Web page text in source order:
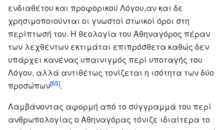
ενδιαθέτου και προφορικού Λόγου,αν και δε
χρησιμοποιούνται οι γνωστοί στωικοί όροι στη
περίπτωσή του. Η θεολογία του Αθηναγόρος πέραν
των λεχθέντων εκτιμάται επιπρόσθετα καθώς δεν
υπάρχει κανένας υπαινιγμός περί υποταγής του
Λόγου, αλλά αντιθέτως τονίζεται η ισότητα των δύο
προσώπων[65].
Λαμβάνοντας αφορμή από το σύγγραμμά του περί
ανθρωπολογίας ο Αθηναγόρας τόνιζε ιδιαίτερα το